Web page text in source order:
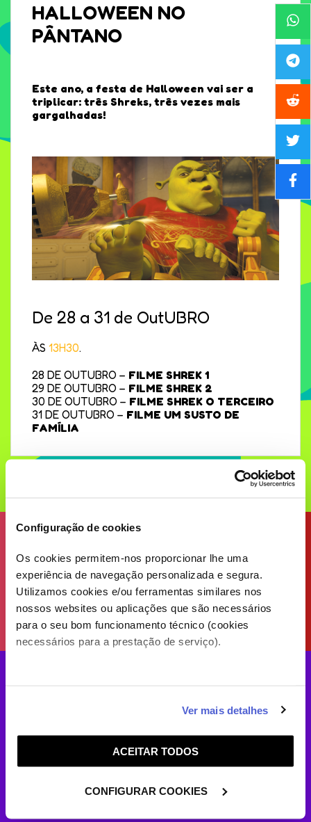
Configuração de cookies
Os cookies permitem-nos proporcionar lhe uma
experiência de navegação personalizada e segura.
Utilizamos cookies e/ou ferramentas similares nos
nossos websites ou aplicações que são necessários
para o seu bom funcionamento técnico (cookies
necessários para a prestação de serviço).
este serviço às suas preferências e apresentar-lhe
funcionalidades (cookies de personalização e
funcionalidade) e adaptar anúncios aos seus interesses
(cookies de publicidade personalizada). Pode gerir a
Cookies".
Ver mais detalhes
ACEITAR TODOS
CONFIGURAR COOKIES
HALLOWEEN NO
PÂNTANO
Este ano, a festa de Halloween vai ser a
triplicar: três Shreks, três vezes mais
gargalhadas!
De 28 a 31 de OutUBRO
ÀS 13H30.
28 DE OUTUBRO – FILME SHREK 1
29 DE OUTUBRO – FILME SHREK 2
30 DE OUTUBRO – FILME SHREK O TERCEIRO
31 DE OUTUBRO – FILME UM SUSTO DE
FAMÍLIA
SOBRE O PANDA KIDS